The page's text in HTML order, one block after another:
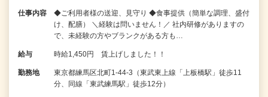
仕事内容
◆ご利用者様の送迎、見守り ◆食事提供（簡単な調理、盛付
け、配膳） ＼経験は問いません！／ 社内研修がありますの
で、未経験の方やブランクがある方も…
給与 時給1,450円 賃上げしました！！
勤務地
東京都練馬区北町1-44-3（東武東上線「上板橋駅」徒歩11
分、同線「東武練馬駅」徒歩12分）